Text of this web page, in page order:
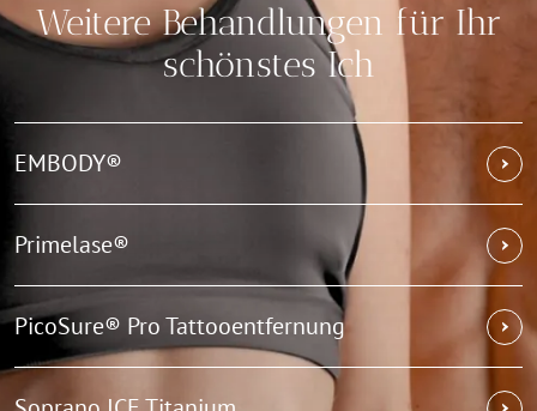
Weitere Behandlungen für Ihr
schönstes Ich
EMBODY®
Primelase®
PicoSure® Pro Tattooentfernung